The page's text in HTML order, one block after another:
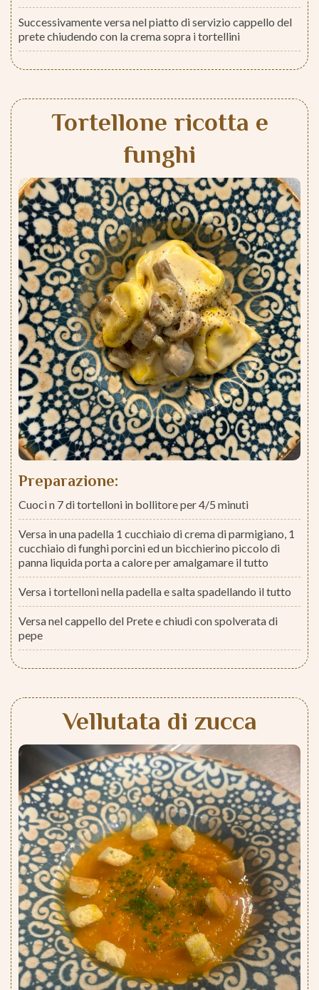
Successivamente versa nel piatto di servizio cappello del
prete chiudendo con la crema sopra i tortellini
Tortellone ricotta e
funghi
Preparazione:
Cuoci n 7 di tortelloni in bollitore per 4/5 minuti
Versa in una padella 1 cucchiaio di crema di parmigiano, 1
cucchiaio di funghi porcini ed un bicchierino piccolo di
panna liquida porta a calore per amalgamare il tutto
Versa i tortelloni nella padella e salta spadellando il tutto
Versa nel cappello del Prete e chiudi con spolverata di
pepe
Vellutata di zucca